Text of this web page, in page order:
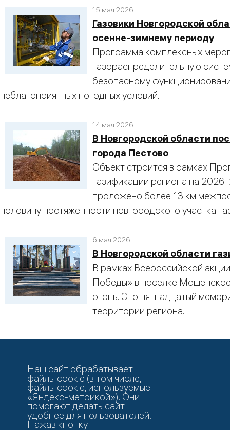
15 мая 2026
Газовики Новгородской
осенне-зимнему периоду
Программа комплексных
газораспределительную
безопасному
неблагоприятных погодных условий.
14 мая 2026
В Новгородской области
города Пестово
Объект строится в рамках
газификации региона на
проложено более 13 км
половину протяженности новгородского участка
6 мая 2026
В Новгородской области
В рамках Всероссийской
Победы» в поселке
огонь. Это пятнадцатый
территории региона.
Начало | Пред. |1 2345|След.
Наш сайт обрабатывает
файлы cookie (в том числе,
файлы cookie, используемые
«Яндекс-метрикой»). Они
помогают делать сайт
удобнее для пользователей.
Нажав кнопку